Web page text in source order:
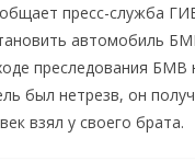
пресс-служба
автомобиль
преследования БМВ
был нетрезв, он
взял у своего брата.